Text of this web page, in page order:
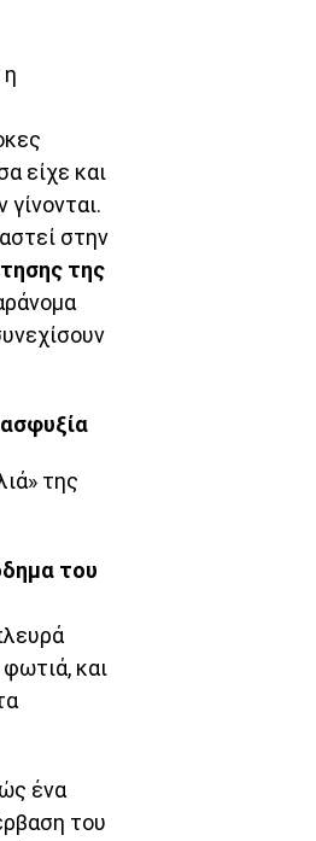
είχε και
στην
της
της
του
και
ένα
του